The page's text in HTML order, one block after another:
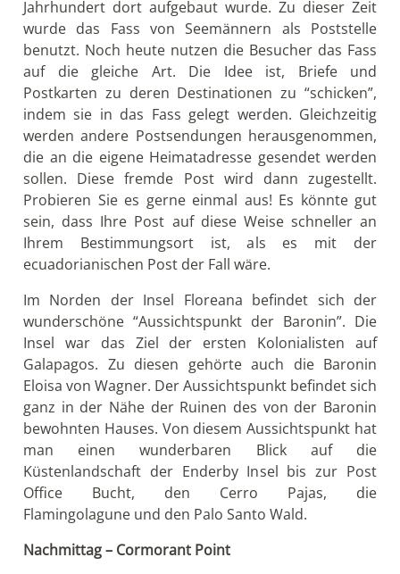
Jahrhundert dort aufgebaut wurde. Zu dieser Zeit
wurde das Fass von Seemännern als Poststelle
benutzt. Noch heute nutzen die Besucher das Fass
auf die gleiche Art. Die Idee ist, Briefe und
Postkarten zu deren Destinationen zu “schicken”,
indem sie in das Fass gelegt werden. Gleichzeitig
werden andere Postsendungen herausgenommen,
die an die eigene Heimatadresse gesendet werden
sollen. Diese fremde Post wird dann zugestellt.
Probieren Sie es gerne einmal aus! Es könnte gut
sein, dass Ihre Post auf diese Weise schneller an
Ihrem Bestimmungsort ist, als es mit der
ecuadorianischen Post der Fall wäre.
Im Norden der Insel Floreana befindet sich der
wunderschöne “Aussichtspunkt der Baronin”. Die
Insel war das Ziel der ersten Kolonialisten auf
Galapagos. Zu diesen gehörte auch die Baronin
Eloisa von Wagner. Der Aussichtspunkt befindet sich
ganz in der Nähe der Ruinen des von der Baronin
bewohnten Hauses. Von diesem Aussichtspunkt hat
man einen wunderbaren Blick auf die
Küstenlandschaft der Enderby Insel bis zur Post
Office Bucht, den Cerro Pajas, die
Flamingolagune und den Palo Santo Wald.
Nachmittag – Cormorant Point